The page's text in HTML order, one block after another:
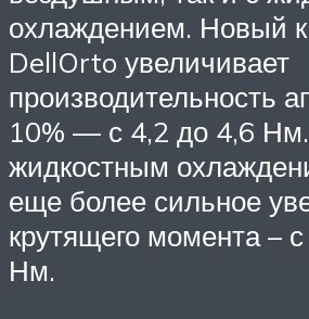
охлаждением. Новый
DellOrto увеличивает
производительность
10% — с 4,2 до 4,6
жидкостным
еще более сильное
крутящего момента –
Нм.